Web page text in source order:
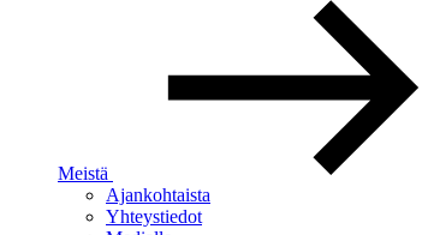
Meistä
Ajankohtaista
Yhteystiedot